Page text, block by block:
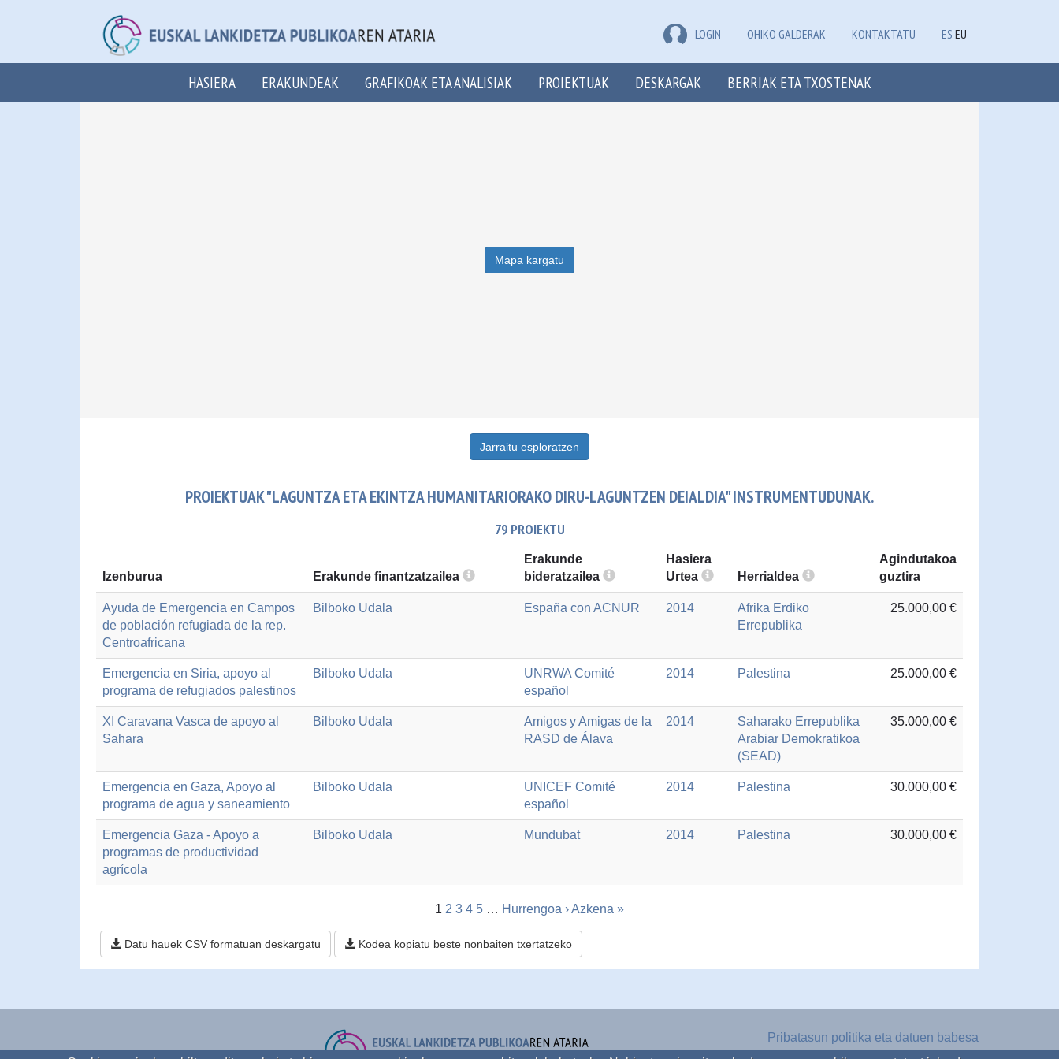
LOGIN OHIKO GALDERAK KONTAKTATU ES EU
HASIERA ERAKUNDEAK GRAFIKOAK ETA ANALISIAK PROIEKTUAK DESKARGAK BERRIAK ETA TXOSTENAK
Mapa kargatu
Jarraitu esploratzen
PROIEKTUAK "LAGUNTZA ETA EKINTZA HUMANITARIORAKO DIRU-LAGUNTZEN DEIALDIA" INSTRUMENTUDUNAK.
79 PROIEKTU
Izenburua Erakunde finantzatzailea
Erakunde
bideratzailea
Hasiera
Urtea
Herrialdea
Agindutakoa
guztira
Ayuda de Emergencia en Campos
de población refugiada de la rep.
Centroafricana
Bilboko Udala España con ACNUR 2014
Afrika Erdiko
Errepublika
25.000,00 €
Emergencia en Siria, apoyo al
programa de refugiados palestinos
Bilboko Udala
UNRWA Comité
español
2014 Palestina 25.000,00 €
XI Caravana Vasca de apoyo al
Sahara
Bilboko Udala
Amigos y Amigas de la
RASD de Álava
2014
Saharako Errepublika
Arabiar Demokratikoa
(SEAD)
35.000,00 €
Emergencia en Gaza, Apoyo al
programa de agua y saneamiento
Bilboko Udala
UNICEF Comité
español
2014 Palestina 30.000,00 €
Emergencia Gaza - Apoyo a
programas de productividad
agrícola
Bilboko Udala Mundubat 2014 Palestina 30.000,00 €
1 2 3 4 5 … Hurrengoa ›Azkena »
Datu hauek CSV formatuan deskargatu Kodea kopiatu beste nonbaiten txertatzeko
Pribatasun politika eta datuen babesa
Lege oharra